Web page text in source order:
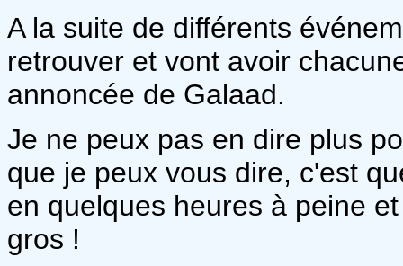
A la suite de différents
retrouver et vont avoir
annoncée de Galaad.
Je ne peux pas en dire plus
que je peux vous dire, c'est
en quelques heures à peine
gros !